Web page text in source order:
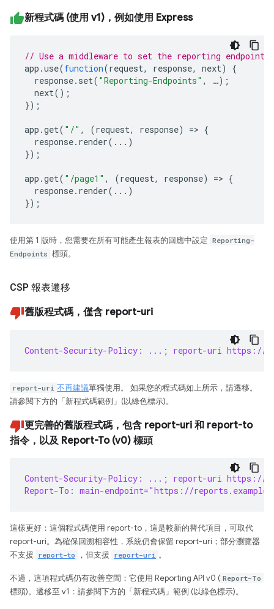
新程式碼 (使用 v1)，例如使用 Express
// Use a middleware to set the reporting
app .use(function(request, response, next)
{
response. set( "Reporting-Endpoints" , …);
next();
});
app .get( "/" , (request, response) => {
response. render(...)
});
app .get( "/page1" , (request, response) => {
response. render(...)
});
使用第 1 版時，您需要在所有可能產生報表的回應中設定 Reporting-
Endpoints 標頭。
CSP 報表遷移
舊版程式碼，僅含 report-uri
Content-Security-Policy: ...; report-uri https://
report-uri 不再建議單獨使用。 如果您的程式碼如上所示，請遷移。
請參閱下方的「新程式碼範例」(以綠色標示)。
更完善的舊版程式碼，包含 report-uri 和 report-to
指令，以及 Report-To (v0) 標頭
Content-Security-Policy: ...; report-uri https://
Report-To: main-endpoint="https://reports.example/
這樣更好：這個程式碼使用 report-to，這是較新的替代項目，可取代
report-uri。為確保回溯相容性，系統仍會保留 report-uri；部分瀏覽器
不支援 report-to ，但支援 report-uri 。
不過，這項程式碼仍有改善空間：它使用 Reporting API v0 ( Report-To
標頭)。遷移至 v1：請參閱下方的「新程式碼」範例 (以綠色標示)。